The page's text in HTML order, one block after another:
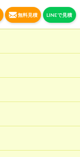
無料見積 LINEで見積